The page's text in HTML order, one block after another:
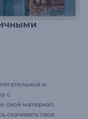
и
с
свой материал,
скачивать свое